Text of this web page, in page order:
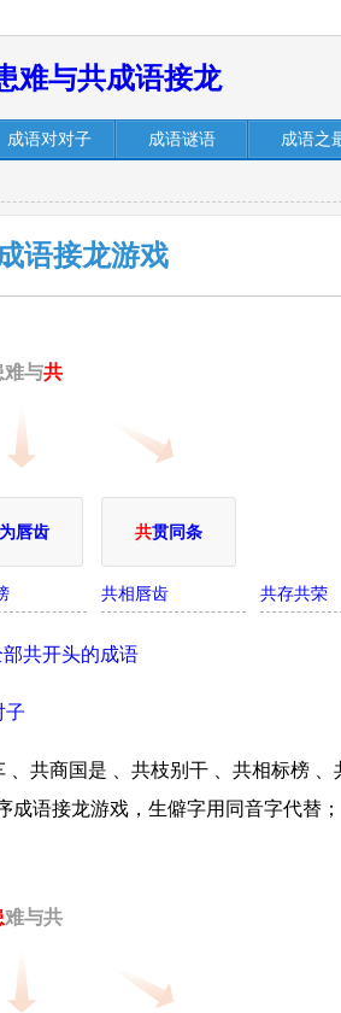
难与共成语接龙
成语对对子 成语谜语 成语之
语接龙游戏
难与共
唇齿 共贯同条
共相唇齿 共存共荣
共开头的成语
子
共商国是 、共枝别干 、共相标榜 、
语接龙游戏，生僻字用同音字代替；
难与共